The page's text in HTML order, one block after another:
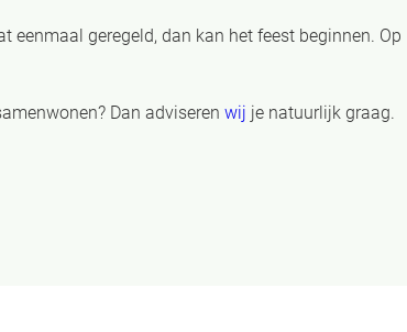
eenmaal geregeld, dan kan het feest beginnen. Op
Dan adviseren wij je natuurlijk graag.